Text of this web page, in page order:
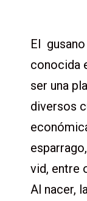
El
conocida
ser una
diversos
vid, entre
Al nacer,